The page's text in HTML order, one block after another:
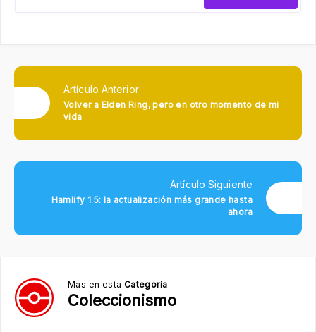
Artículo Anterior
Volver a Elden Ring, pero en otro momento de mi
vida
Artículo Siguiente
Hamlify 1.5: la actualización más grande hasta
ahora
Más en esta Categoría
Coleccionismo